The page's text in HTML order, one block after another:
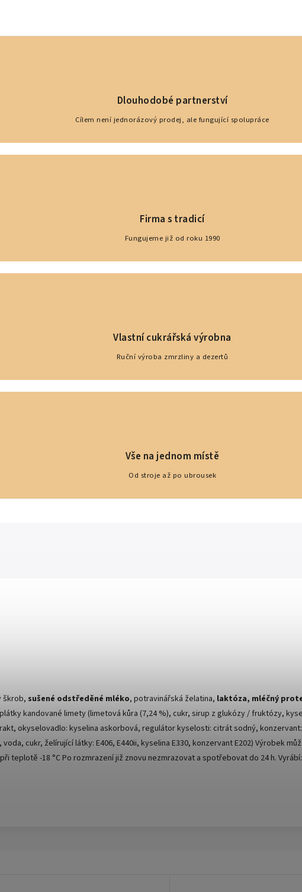
Dlouhodobé partnerství
Cílem není jednorázový prodej, ale fungující spolupráce
Firma s tradicí
Fungujeme již od roku 1990
Vlastní cukrářská výrobna
Ruční výroba zmrzliny a dezertů
Vše na jednom místě
Od stroje až po ubrousek
škrob,sušené odstředěné mléko, potravinářská želatina, laktóza, mléčný
kandované limety (limetová kůra (7,24 %), cukr, sirup z glukózy / fruktózy,
okyselovadlo: kyselina askorbová, regulátor kyselosti: citrát sodný,
cukr, želírující látky: E406, E440ii, kyselina E330, konzervant E202) Výrobek
teplotě -18 °C Po rozmrazení již znovu nezmrazovat a spotřebovat do 24 h. Vyrábí: